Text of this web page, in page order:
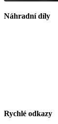
Náhradní díly
Rychlé odkazy